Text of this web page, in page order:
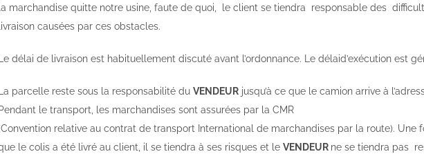
marchandise quitte notre usine, faute de quoi, le client se tiendra responsable des
causées par ces obstacles.
Le délai de livraison est habituellement discuté avant l’ordonnance. Le délaid’exécution est
La parcelle reste sous la responsabilité du VENDEUR jusqu’à ce que le camion arrive à
Pendant le transport, les marchandises sont assurées par la CMR
relative au contrat de transport International de marchandises par la route). Une
le colis a été livré au client, il se tiendra à ses risques et le VENDEUR ne se tiendra pas